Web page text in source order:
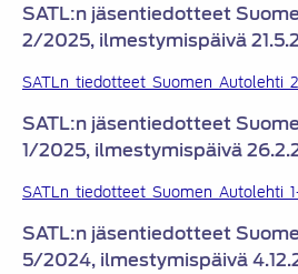
SATL:n jäsentiedotteet
2/2025, ilmestymispäivä
SATL:n jäsentiedotteet
1/2025, ilmestymispäivä
SATL:n jäsentiedotteet
5/2024, ilmestymispäivä